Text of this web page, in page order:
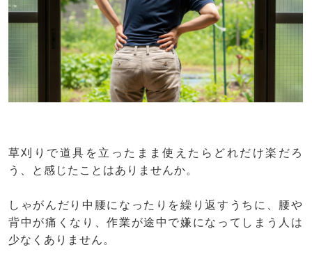
草刈りで道具を立ったまま使えたらどれだけ楽だろ
う、と感じたことはありませんか。
しゃがんだり中腰になったりを繰り返すうちに、腰や
背中が痛くなり、作業が途中で嫌になってしまう人は
少なくありません。